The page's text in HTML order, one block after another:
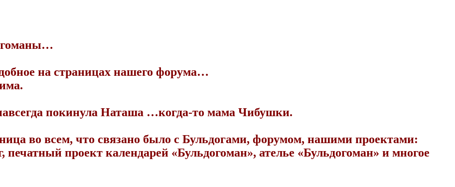
на страницах нашего форума…
покинула Наташа …когда-то мама Чибушки.
во всем, что связано было с Бульдогами, форумом, нашими проектами:
проект календарей «Бульдогоман», ателье «Бульдогоман» и многое